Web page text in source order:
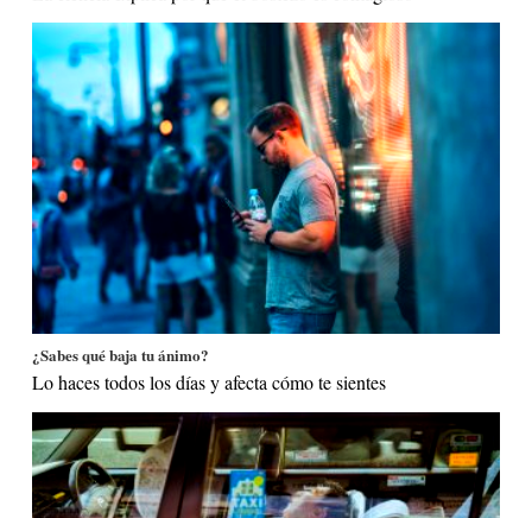
¿Sabes qué baja tu ánimo?
Lo haces todos los días y afecta cómo te sientes